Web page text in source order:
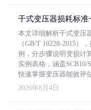
干式变压器损耗标
本文详细解析干式变压
（GB/T 10228-2015）
例，分步骤说明变损计
实例表格，涵盖SCB10/
快速掌握变压器能效评
2026年8月4日